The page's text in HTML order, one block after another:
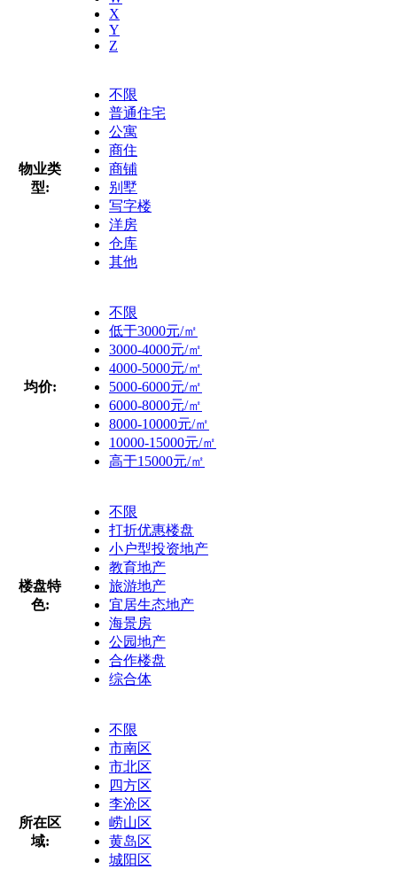
X
Y
Z
物业类
型:
不限
普通住宅
公寓
商住
商铺
别墅
写字楼
洋房
仓库
其他
均价:
不限
低于3000元/㎡
3000-4000元/㎡
4000-5000元/㎡
5000-6000元/㎡
6000-8000元/㎡
8000-10000元/㎡
10000-15000元/㎡
高于15000元/㎡
楼盘特
色:
不限
打折优惠楼盘
小户型投资地产
教育地产
旅游地产
宜居生态地产
海景房
公园地产
合作楼盘
综合体
所在区
域:
不限
市南区
市北区
四方区
李沧区
崂山区
黄岛区
城阳区